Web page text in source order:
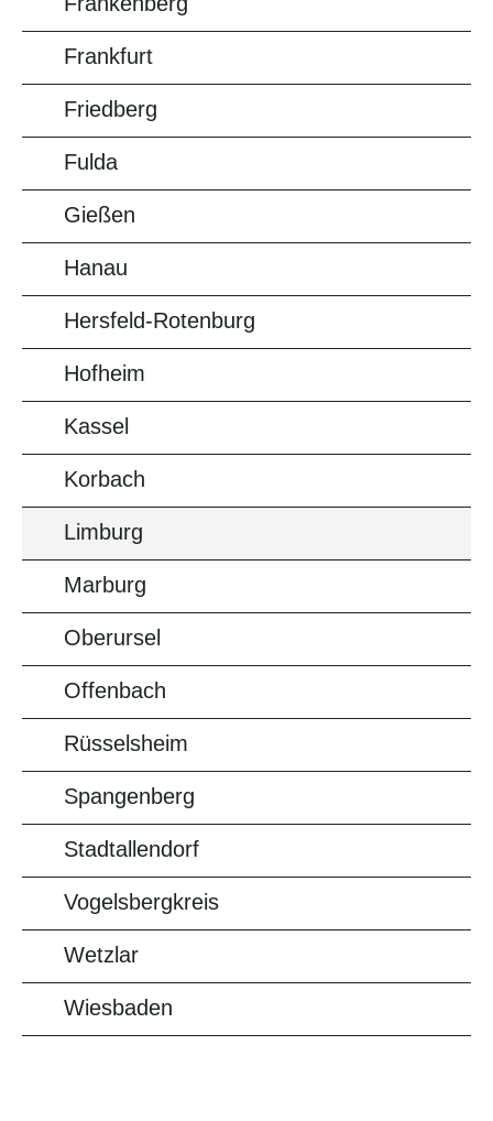
Frankfurt
Friedberg
Fulda
Gießen
Hanau
Hersfeld-Rotenburg
Hofheim
Kassel
Korbach
Limburg
Marburg
Oberursel
Offenbach
Rüsselsheim
Spangenberg
Stadtallendorf
Vogelsbergkreis
Wetzlar
Wiesbaden